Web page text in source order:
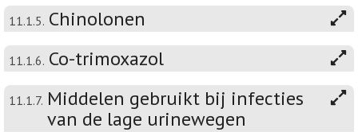
11.1.5. Chinolonen
11.1.6. Co-trimoxazol
11.1.7. Middelen gebruikt bij infecties
van de lage urinewegen